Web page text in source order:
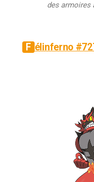
des armoires
Félinferno